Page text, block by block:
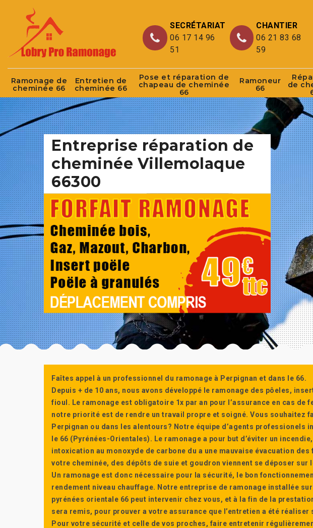
SECRÉTARIAT
06 17 14 96
51
CHANTIER
06 21 83 68
59
Ramonage de
cheminée 66
Entretien de
cheminée 66
Pose et réparation de
chapeau de cheminée
66
Ramoneur
66
de
Entreprise réparation de
cheminée Villemolaque
66300
Faîtes appel à un professionnel du ramonage à Perpignan et dans le 66.
Depuis + de 10 ans, nous avons développé le ramonage des pôeles,
fioul. Le ramonage est obligatoire 1x par an pour l’assurance en cas de
notre priorité est de rendre un travail propre et soigné. Vous souhaitez
Perpignan ou dans les alentours? Notre équipe d’agents professionels
le 66 (Pyrénées-Orientales). Le ramonage a pour but d’éviter un
intoxication au monoxyde de carbone du a une mauvaise évacuation
votre cheminée, des dépôts de suie et goudron viennent se déposer
Un ramonage est donc nécessaire pour la sécurité, le bon
rendement niveau chauffage. Notre entreprise de ramonage installée
pyrénées orientale 66 peut intervenir chez vous, et à la fin de la
sera remis, pour prouver a votre assurance que l’entretien a été réaliser
Pour votre sécurité et celle de vos proches, faire entretenir